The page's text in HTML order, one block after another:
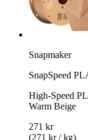
Snapmaker
SnapSpeed
High-Speed
Warm Beige
271 kr
(271 kr / kg)